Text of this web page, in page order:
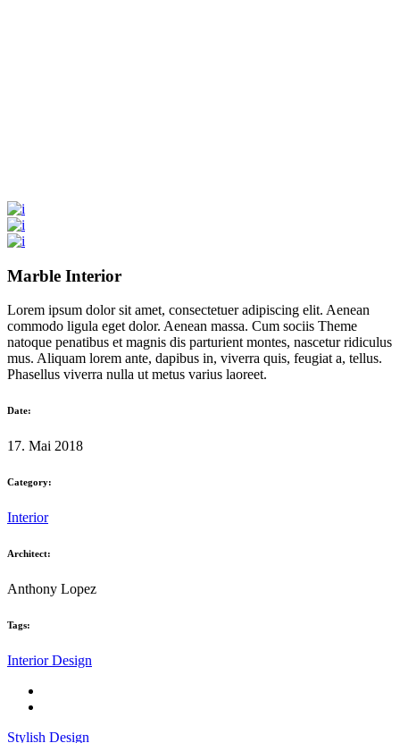
Marble Interior
Lorem ipsum dolor sit amet, consectetuer adipiscing elit. Aenean
commodo ligula eget dolor. Aenean massa. Cum sociis Theme
natoque penatibus et magnis dis parturient montes, nascetur ridiculus
mus. Aliquam lorem ante, dapibus in, viverra quis, feugiat a, tellus.
Phasellus viverra nulla ut metus varius laoreet.
Date:
17. Mai 2018
Category:
Interior
Architect:
Anthony Lopez
Tags:
Interior Design
Stylish Design